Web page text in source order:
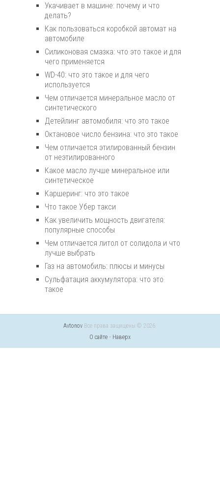
Укачивает в машине: почему и что
делать?
Как пользоваться коробкой автомат на
автомобиле
Силиконовая смазка: что это такое и для
чего применяется
WD-40: что это такое и для чего
используется
Чем отличается минеральное масло от
синтетического
Детейлинг автомобиля: что это такое
Октановое число бензина: что это такое
Чем отличается этилированный бензин
от неэтилированного
Какое масло лучше минеральное или
синтетическое
Каршеринг: что это такое
Что такое Убер такси
Как увеличить мощность двигателя:
популярные способы
Чем отличается литол от солидола и что
лучше выбрать
Газ на автомобиль: плюсы и минусы
Сульфатация аккумулятора: что это
такое
AvtonovВсе права защищены © 2026.
О сайте• Наверх